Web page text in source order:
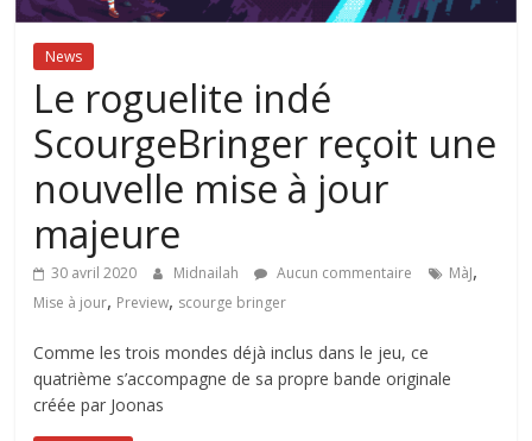
News
Le roguelite indé
ScourgeBringer reçoit une
nouvelle mise à jour
majeure
30 avril 2020 Midnailah Aucun commentaire MàJ,
Mise à jour, Preview, scourge bringer
Comme les trois mondes déjà inclus dans le jeu, ce
quatrième s’accompagne de sa propre bande originale
créée par Joonas